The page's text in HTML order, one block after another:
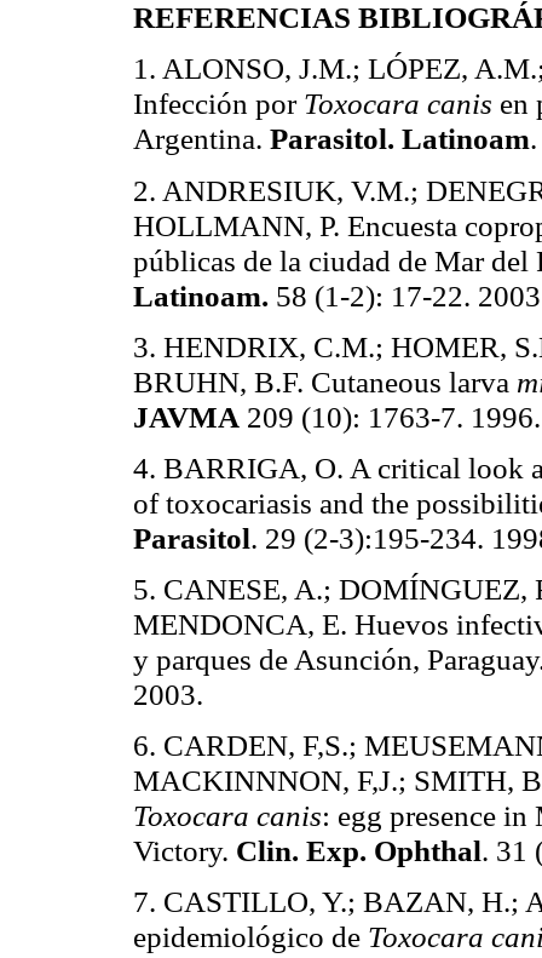
REFERENCIAS
1. ALONSO, J.M.; LÓPEZ,
Infección por Toxocara canis en
Argentina. Parasitol. Latinoam
2. ANDRESIUK, V.M.;
HOLLMANN, P. Encuesta
públicas de la ciudad de Mar
Latinoam. 58 (1-2): 17-22.
3. HENDRIX, C.M.; HOMER,
BRUHN, B.F. Cutaneous larva
JAVMA 209 (10): 1763-7. 1996.
4. BARRIGA, O. A critical look
of toxocariasis and the
Parasitol. 29 (2-3):195-234.
5. CANESE, A.; DOMÍNGUEZ,
MENDONCA, E. Huevos
y parques de Asunción,
2003.
6. CARDEN, F,S.;
MACKINNNON, F,J.; SMITH,
Toxocara canis: egg presence
Victory. Clin. Exp. Ophthal. 31
7. CASTILLO, Y.; BAZAN, H.;
epidemiológico de Toxocara